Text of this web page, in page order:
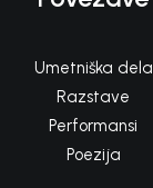
Umetniška dela
Razstave
Performansi
Poezija